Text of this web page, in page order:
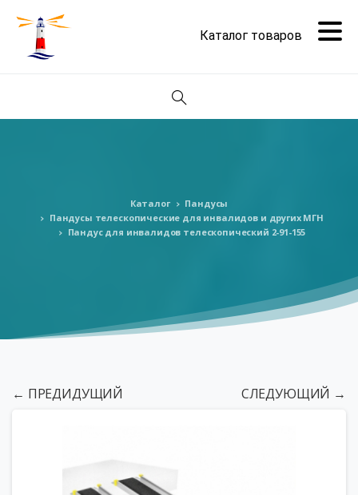
Поиск
Каталог
Пандусы
Пандусы телескопические для инвалидов и других МГН
Пандус для инвалидов телескопический 2-91-155
← ПРЕДИДУЩИЙ СЛЕДУЮЩИЙ →